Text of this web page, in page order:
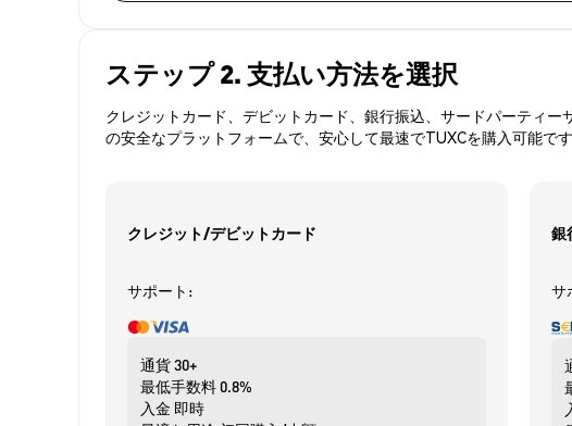
ステップ 2. 支払い方法を選択
クレジットカード、デビットカード、銀行振込、サードパーティ
の安全なプラットフォームで、安心して最速でTUXCを購入可能です
クレジット/デビットカード
サポート:
通貨30+
最低手数料0.8%
入金 即時
銀
サ